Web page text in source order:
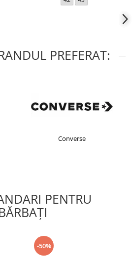
PREFERAT:
Converse
PENTRU
-50%